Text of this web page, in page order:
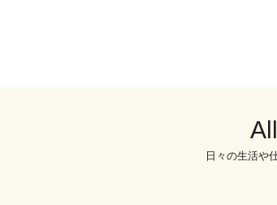
日々の生活や